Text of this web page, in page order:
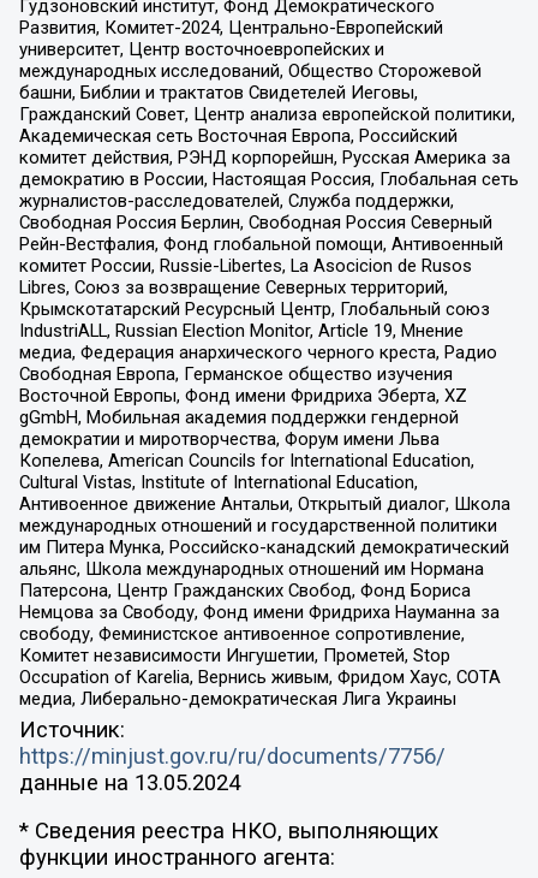
Гудзоновский институт, Фонд Демократического
Развития, Комитет-2024, Центрально-Европейский
университет, Центр восточноевропейских и
международных исследований, Общество Сторожевой
башни, Библии и трактатов Свидетелей Иеговы,
Гражданский Совет, Центр анализа европейской политики,
Академическая сеть Восточная Европа, Российский
комитет действия, РЭНД корпорейшн, Русская Америка за
демократию в России, Настоящая Россия, Глобальная сеть
журналистов-расследователей, Служба поддержки,
Свободная Россия Берлин, Свободная Россия Северный
Рейн-Вестфалия, Фонд глобальной помощи, Антивоенный
комитет России, Russie-Libertes, La Asocicion de Rusos
Libres, Союз за возвращение Северных территорий,
Крымскотатарский Ресурсный Центр, Глобальный союз
IndustriALL, Russian Election Monitor, Article 19, Мнение
медиа, Федерация анархического черного креста, Радио
Свободная Европа, Германское общество изучения
Восточной Европы, Фонд имени Фридриха Эберта, XZ
gGmbH, Мобильная академия поддержки гендерной
демократии и миротворчества, Форум имени Льва
Копелева, American Councils for International Education,
Cultural Vistas, Institute of International Education,
Антивоенное движение Антальи, Открытый диалог, Школа
международных отношений и государственной политики
им Питера Мунка, Российско-канадский демократический
альянс, Школа международных отношений им Нормана
Патерсона, Центр Гражданских Свобод, Фонд Бориса
Немцова за Свободу, Фонд имени Фридриха Науманна за
свободу, Феминистское антивоенное сопротивление,
Комитет независимости Ингушетии, Прометей, Stop
Occupation of Karelia, Вернись живым, Фридом Хаус, СОТА
медиа, Либерально-демократическая Лига Украины
Источник:
https://minjust.gov.ru/ru/documents/7756/
данные на 13.05.2024
* Сведения реестра НКО, выполняющих
функции иностранного агента: